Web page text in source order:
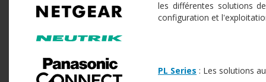
les différentes solutions
configuration et
PL Series : Les solutions